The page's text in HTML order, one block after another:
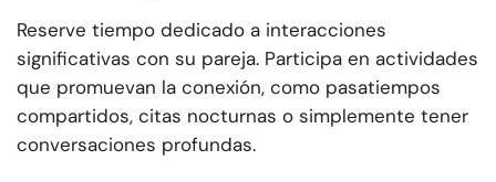
Reserve tiempo dedicado a interacciones
significativas con su pareja. Participa en actividades
que promuevan la conexión, como pasatiempos
compartidos, citas nocturnas o simplemente tener
conversaciones profundas.